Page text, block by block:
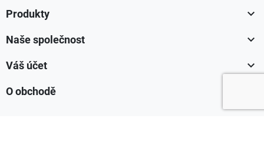
Produkty 
Naše společnost 
Váš účet 
O obchodě